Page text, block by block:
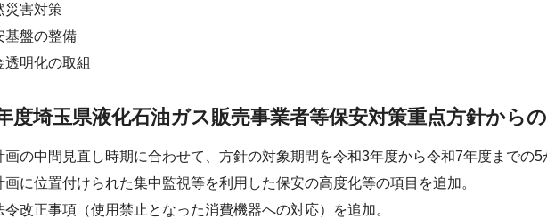
災害対策
基盤の整備
透明化の取組
度埼玉県液化石油ガス販売事業者等保安対策重点方針から
画の中間見直し時期に合わせて、方針の対象期間を令和3年度から令和7年度までの5
画に位置付けられた集中監視等を利用した保安の高度化等の項目を追加。
令改正事項（使用禁止となった消費機器への対応）を追加。